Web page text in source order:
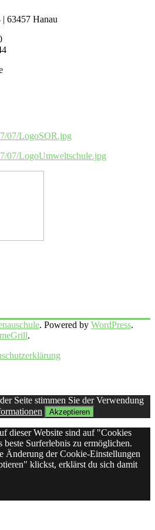
| 63457 Hanau
. Powered by WordPress.
.
Seite stimmen Sie der Verwendung
Akzeptieren
dieser Website sind auf "Cookies
beste Surferlebnis zu ermöglichen.
Änderung der Cookie-Einstellungen
klickst, erklärst du sich damit